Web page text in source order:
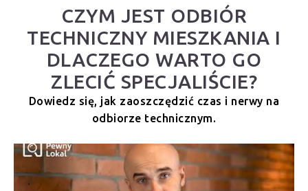
CZYM JEST ODBIÓR
TECHNICZNY MIESZKANIA I
DLACZEGO WARTO GO
ZLECIĆ SPECJALIŚCIE?
Dowiedz się, jak zaoszczędzić czas i nerwy na
odbiorze technicznym.